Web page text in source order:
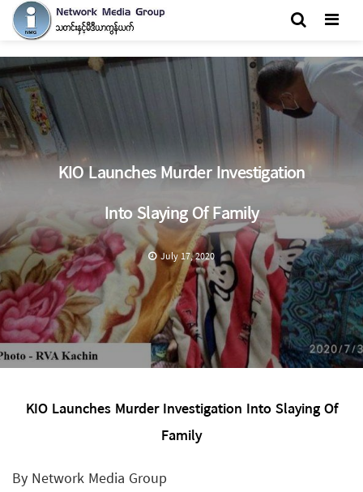
KIO Launches Murder Investigation
Into Slaying Of Family
July 17, 2020
KIO Launches Murder Investigation Into Slaying Of
Family
By Network Media Group